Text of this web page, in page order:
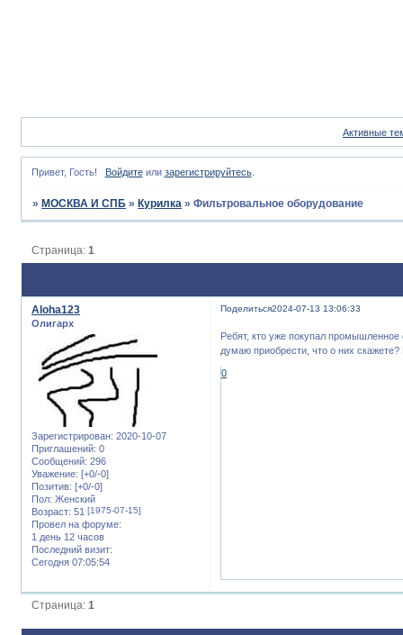
Активные
Привет, Гость! Войдитеили зарегистрируйтесь.
» МОСКВА И СПБ » Курилка »Фильтровальное оборудование
Страница:1
Поделиться2024-07-13 13:06:33
Aloha123
Олигарх
Зарегистрирован: 2020-10-07
Приглашений: 0
Сообщений: 296
Уважение: [+0/-0]
Позитив: [+0/-0]
Пол: Женский
Возраст: 51 [1975-07-15]
Провел на форуме:
1 день 12 часов
Последний визит:
Сегодня 07:05:54
Ребят, кто уже покупал
думаю приобрести, что о них
0
Страница:1